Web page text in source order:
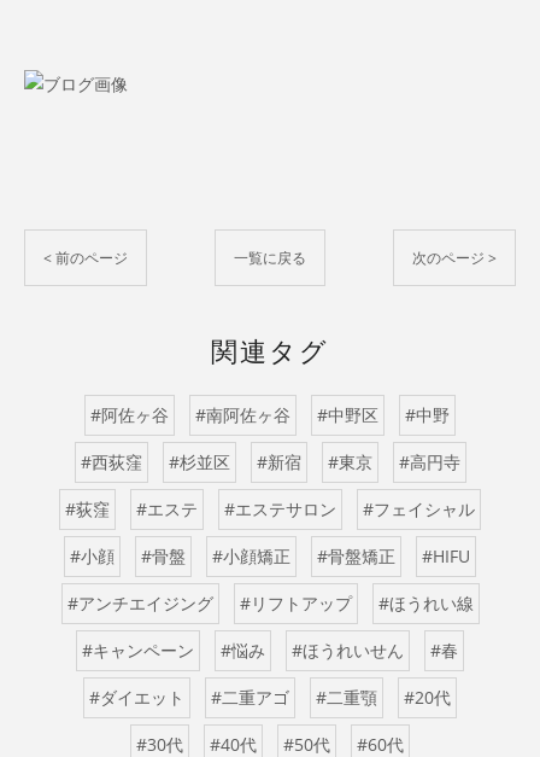
< 前のページ 一覧に戻る 次のページ >
関連タグ
#阿佐ヶ谷 #南阿佐ヶ谷 #中野区 #中野
#西荻窪 #杉並区 #新宿 #東京 #高円寺
#荻窪 #エステ #エステサロン #フェイシャル
#小顔 #骨盤 #小顔矯正 #骨盤矯正 #HIFU
#アンチエイジング #リフトアップ #ほうれい線
#キャンペーン #悩み #ほうれいせん #春
#ダイエット #二重アゴ #二重顎 #20代
#30代 #40代 #50代 #60代